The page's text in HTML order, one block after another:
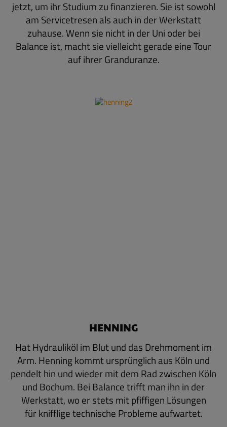
jetzt, um ihr Studium zu finanzieren. Sie ist sowohl
am Servicetresen als auch in der Werkstatt
zuhause. Wenn sie nicht in der Uni oder bei
Balance ist, macht sie vielleicht gerade eine Tour
auf ihrer Granduranze.
HENNING
Hat Hydrauliköl im Blut und das Drehmoment im
Arm. Henning kommt ursprünglich aus Köln und
pendelt hin und wieder mit dem Rad zwischen Köln
und Bochum. Bei Balance trifft man ihn in der
Werkstatt, wo er stets mit pfiffigen Lösungen
für knifflige technische Probleme aufwartet.